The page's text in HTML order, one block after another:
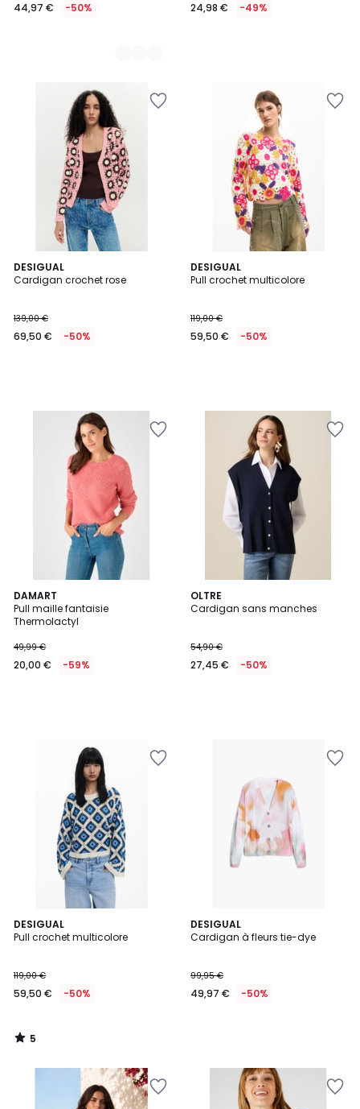
44,97 € -50% 24,98 € -49%
DESIGUAL
Cardigan crochet rose
139,00 €
69,50 € -50%
DESIGUAL
Pull crochet multicolore
119,00 €
59,50 € -50%
DAMART
Pull maille fantaisie
Thermolactyl
49,99 €
20,00 € -59%
OLTRE
Cardigan sans manches
54,90 €
27,45 € -50%
DESIGUAL
Pull crochet multicolore
119,00 €
59,50 € -50%
5
/
5
/
DESIGUAL
Cardigan à fleurs tie-dye
99,95 €
49,97 € -50%